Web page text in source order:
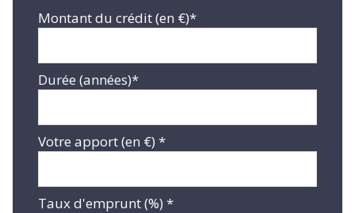
Montant du crédit (en €)*
Durée (années)*
Votre apport (en €) *
Taux d'emprunt (%) *